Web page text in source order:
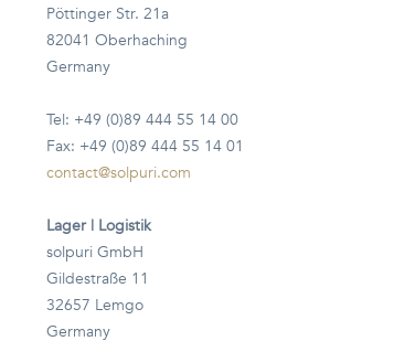
Pöttinger Str. 21a
82041 Oberhaching
Germany
Tel: +49 (0)89 444 55 14 00
Fax: +49 (0)89 444 55 14 01
contact@solpuri.com
Lager | Logistik
solpuri GmbH
Gildestraße 11
32657 Lemgo
Germany